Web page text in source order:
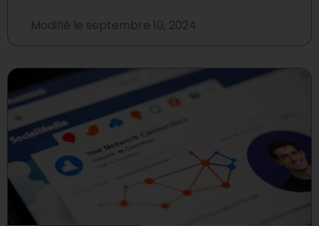
Modifié le septembre 10, 2024